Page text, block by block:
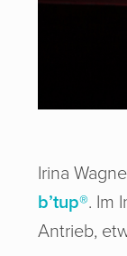
Irina
b’tup®. Im
Antrieb,